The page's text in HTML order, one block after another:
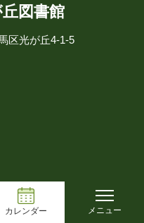
図書館
区光が丘4-1-5
カレンダー メニュー